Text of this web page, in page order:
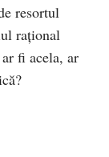
resortul
rațional
fi acela, ar